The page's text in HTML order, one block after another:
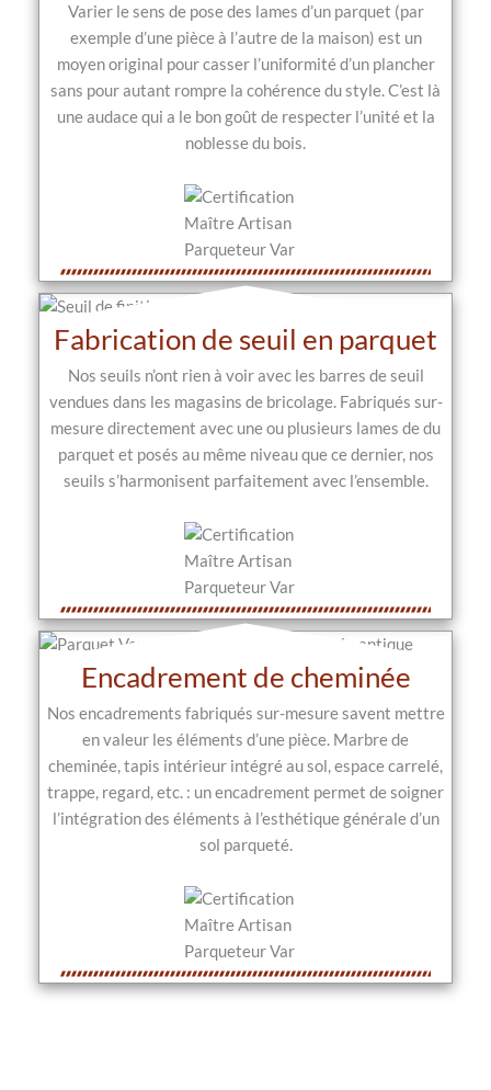
Varier le sens de pose des lames d’un parquet (par
exemple d’une pièce à l’autre de la maison) est un
moyen original pour casser l’uniformité d’un plancher
sans pour autant rompre la cohérence du style. C’est là
une audace qui a le bon goût de respecter l’unité et la
noblesse du bois.
Fabrication de seuil en parquet
Nos seuils n’ont rien à voir avec les barres de seuil
vendues dans les magasins de bricolage. Fabriqués sur-
mesure directement avec une ou plusieurs lames de du
parquet et posés au même niveau que ce dernier, nos
seuils s’harmonisent parfaitement avec l’ensemble.
Encadrement de cheminée
Nos encadrements fabriqués sur-mesure savent mettre
en valeur les éléments d’une pièce. Marbre de
cheminée, tapis intérieur intégré au sol, espace carrelé,
trappe, regard, etc. : un encadrement permet de soigner
l’intégration des éléments à l’esthétique générale d’un
sol parqueté.